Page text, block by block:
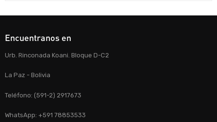
Encuentranos en
Urb. Rinconada Koani. Bloque D-C2
La Paz - Bolivia
Teléfono: (591-2) 2917673
WhatsApp: +591 78853533